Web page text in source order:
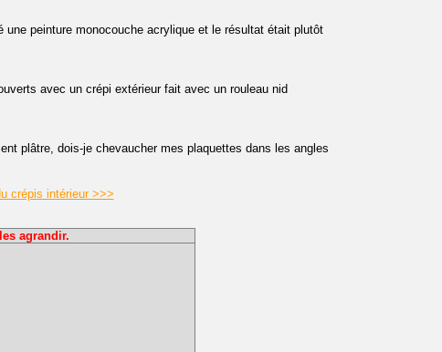
une peinture monocouche acrylique et le résultat était plutôt
avec un crépi extérieur fait avec un rouleau nid
plâtre, dois-je chevaucher mes plaquettes dans les angles
crépis intérieur >>>
agrandir.